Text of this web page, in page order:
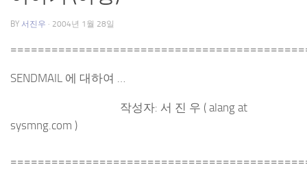
BY 서진우 · 2004년 1월 28일
SENDMAIL 에 대하여 …
작성자: 서 진 우 ( alang at
sysmng.com )